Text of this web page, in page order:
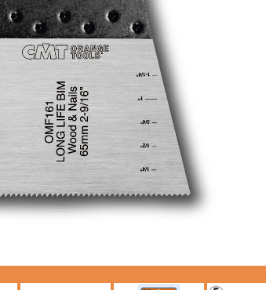
ITK XTREME SAW
BLADES
LAMES DE